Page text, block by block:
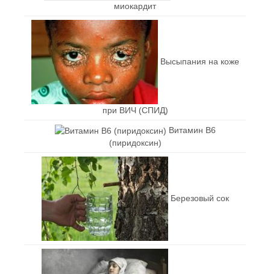
миокардит
Высыпания на коже
при ВИЧ (СПИД)
Витамин В6
(пиридоксин)
Березовый сок